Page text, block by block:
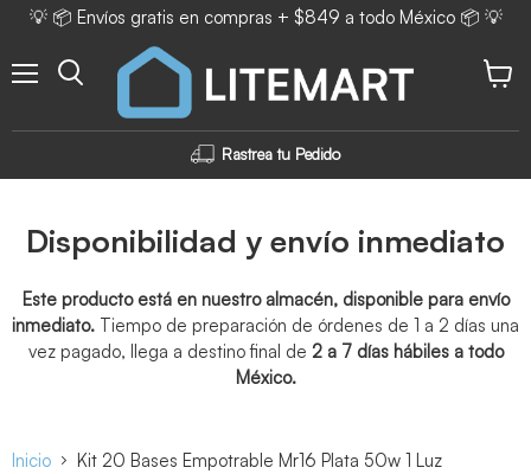
💡 📦 Envíos gratis en compras + $849 a todo México 📦 💡
Rastrea tu Pedido
Disponibilidad y envío inmediato
Este producto está en nuestro almacén, disponible para envío
inmediato. Tiempo de preparación de órdenes de 1 a 2 días una
vez pagado, llega a destino final de 2 a 7 días hábiles a todo
México.
Inicio Kit 20 Bases Empotrable Mr16 Plata 50w 1 Luz